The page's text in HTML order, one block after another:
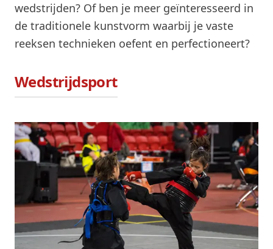
wedstrijden? Of ben je meer geïnteresseerd in
de traditionele kunstvorm waarbij je vaste
reeksen technieken oefent en perfectioneert?
Wedstrijdsport